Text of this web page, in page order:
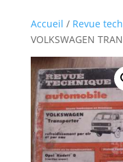
Accueil / Revue
VOLKSWAGEN